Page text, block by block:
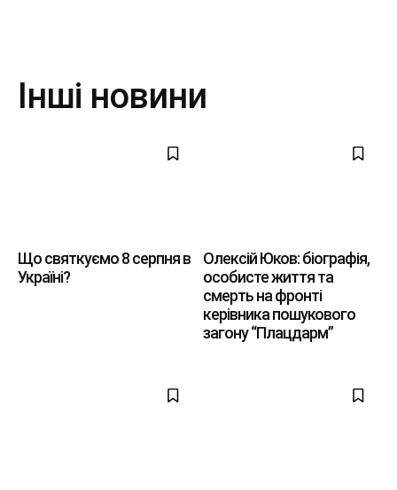
Інші новини
Що святкуємо 8 серпня в
Україні?
Олексій Юков: біографія,
особисте життя та
смерть на фронті
керівника пошукового
загону “Плацдарм”